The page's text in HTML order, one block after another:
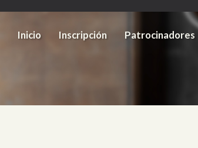
Inicio Inscripción Patrocinadores